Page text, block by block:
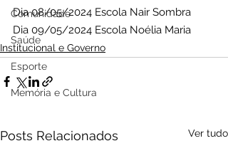
Comunidade
Saúde
Esporte
Memória e Cultura
Dia 08/05/2024 Escola Nair Sombra
Dia 09/05/2024 Escola Noélia Maria
Institucional e Governo
Posts Relacionados Ver tudo